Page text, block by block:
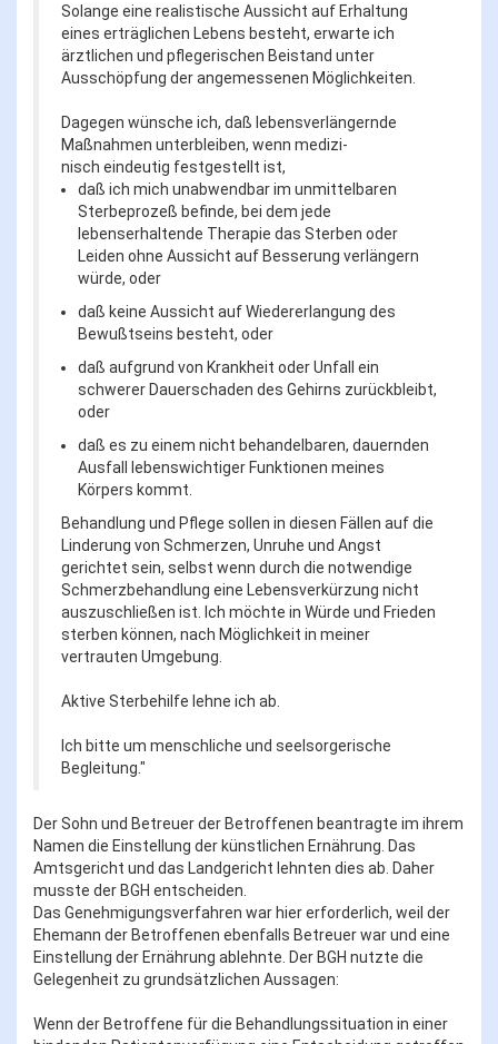
Solange eine realistische Aussicht auf Erhaltung
eines erträglichen Lebens besteht, erwarte ich
ärztlichen und pflegerischen Beistand unter
Ausschöpfung der angemessenen Möglichkeiten.
Dagegen wünsche ich, daß lebensverlängernde
Maßnahmen unterbleiben, wenn medizi-
nisch eindeutig festgestellt ist,
daß ich mich unabwendbar im unmittelbaren
Sterbeprozeß befinde, bei dem jede
lebenserhaltende Therapie das Sterben oder
Leiden ohne Aussicht auf Besserung verlängern
würde, oder
daß keine Aussicht auf Wiedererlangung des
Bewußtseins besteht, oder
daß aufgrund von Krankheit oder Unfall ein
schwerer Dauerschaden des Gehirns zurückbleibt,
oder
daß es zu einem nicht behandelbaren, dauernden
Ausfall lebenswichtiger Funktionen meines
Körpers kommt.
Behandlung und Pflege sollen in diesen Fällen auf die
Linderung von Schmerzen, Unruhe und Angst
gerichtet sein, selbst wenn durch die notwendige
Schmerzbehandlung eine Lebensverkürzung nicht
auszuschließen ist. Ich möchte in Würde und Frieden
sterben können, nach Möglichkeit in meiner
vertrauten Umgebung.
Aktive Sterbehilfe lehne ich ab.
Ich bitte um menschliche und seelsorgerische
Begleitung."
Der Sohn und Betreuer der Betroffenen beantragte im ihrem
Namen die Einstellung der künstlichen Ernährung. Das
Amtsgericht und das Landgericht lehnten dies ab. Daher
musste der BGH entscheiden.
Das Genehmigungsverfahren war hier erforderlich, weil der
Ehemann der Betroffenen ebenfalls Betreuer war und eine
Einstellung der Ernährung ablehnte. Der BGH nutzte die
Gelegenheit zu grundsätzlichen Aussagen:
Wenn der Betroffene für die Behandlungssituation in einer